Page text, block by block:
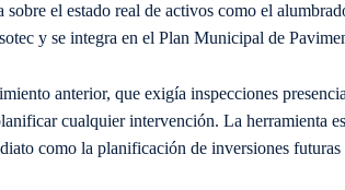
sobre el estado real de activos como el
y se integra en el Plan Municipal de
anterior, que exigía inspecciones
cualquier intervención. La herramienta
como la planificación de inversiones